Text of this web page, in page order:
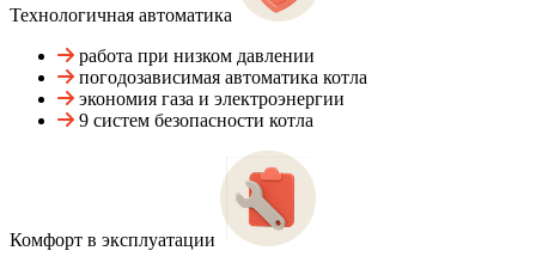
Технологичная автоматика
работа при низком давлении
погодозависимая автоматика котла
экономия газа и электроэнергии
9 систем безопасности котла
Комфорт в эксплуатации